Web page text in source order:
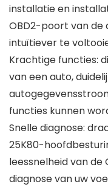
installatie en
OBD2-poort van de
intuïtiever te
Krachtige functies:
van een auto,
functies kunnen
Snelle diagnose:
25K80-
leessnelheid van
diagnose van uw